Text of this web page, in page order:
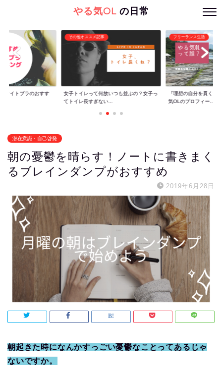
やる気OLの日常
ナイトブラのおすす
その他オススメ記事
女子トイレって何故いつも並ぶの？女子っ
てトイレ長すぎない...
フリーランス生活
『理想の自分を貫くた
気OLのプロフィー...
潜在意識・自己啓発
朝の憂鬱を晴らす！ノートに書きまく
るブレインダンプがおすすめ
2019年6月28日
朝起きた時になんかすっごい憂鬱なことってあるじゃ
ないですか。